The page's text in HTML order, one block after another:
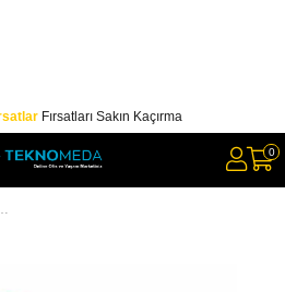
Fırsatları Sakın Kaçırma
0
Kaplı 28mm 250gr